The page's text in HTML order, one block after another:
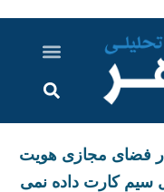
فضای مجازی هویت
به افراد زیر 18 سال سیم کارت داده نمی